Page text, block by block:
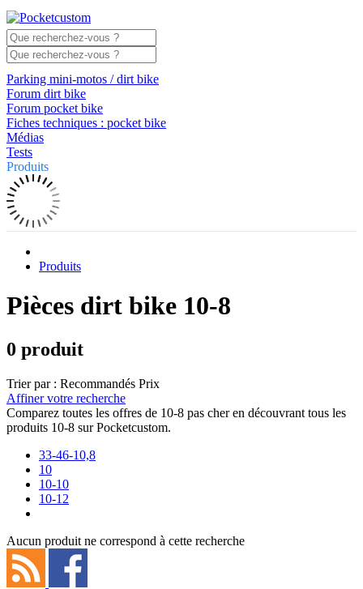
Parking mini-motos / dirt bike
Forum dirt bike
Forum pocket bike
Fiches techniques : pocket bike
Médias
Tests
Produits
Produits
Pièces dirt bike 10-8
0 produit
Trier par : Recommandés Prix
Affiner votre recherche
Comparez toutes les offres de 10-8 pas cher en découvrant tous les
produits 10-8 sur Pocketcustom.
33-46-10,8
10
10-10
10-12
Aucun produit ne correspond à cette recherche